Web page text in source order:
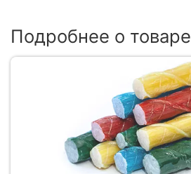
Подробнее о товаре